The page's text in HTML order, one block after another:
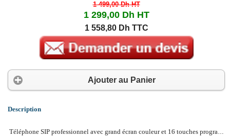
1 499,00 DhHT
1 299,00 Dh HT
1 558,80 Dh TTC
Ajouter au Panier
Description